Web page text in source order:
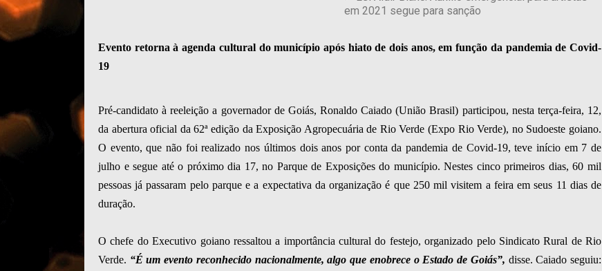
em 2021 segue para sanção
Evento retorna à agenda cultural do município após hiato de dois anos, em função da pandemia de Covid-
19
Pré-candidato à reeleição a governador de Goiás, Ronaldo Caiado (União Brasil) participou, nesta terça-feira, 12,
da abertura oficial da 62ª edição da Exposição Agropecuária de Rio Verde (Expo Rio Verde), no Sudoeste goiano.
O evento, que não foi realizado nos últimos dois anos por conta da pandemia de Covid-19, teve início em 7 de
julho e segue até o próximo dia 17, no Parque de Exposições do município. Nestes cinco primeiros dias, 60 mil
pessoas já passaram pelo parque e a expectativa da organização é que 250 mil visitem a feira em seus 11 dias de
duração.
O chefe do Executivo goiano ressaltou a importância cultural do festejo, organizado pelo Sindicato Rural de Rio
Verde. “É um evento reconhecido nacionalmente, algo que enobrece o Estado de Goiás”, disse. Caiado seguiu: